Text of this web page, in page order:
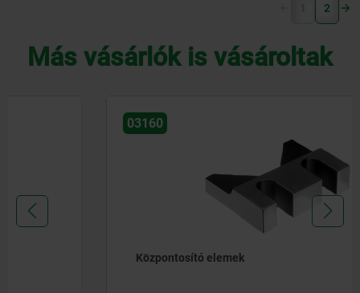
1 (current)
2
Más vásárlók is vásároltak
Központosító elemek